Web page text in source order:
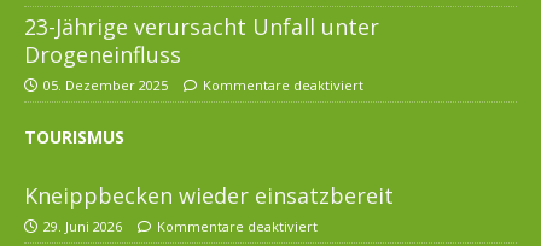
23-Jährige verursacht Unfall unter
Drogeneinfluss
05. Dezember 2025 Kommentare deaktiviert
TOURISMUS
Kneippbecken wieder einsatzbereit
29. Juni 2026 Kommentare deaktiviert